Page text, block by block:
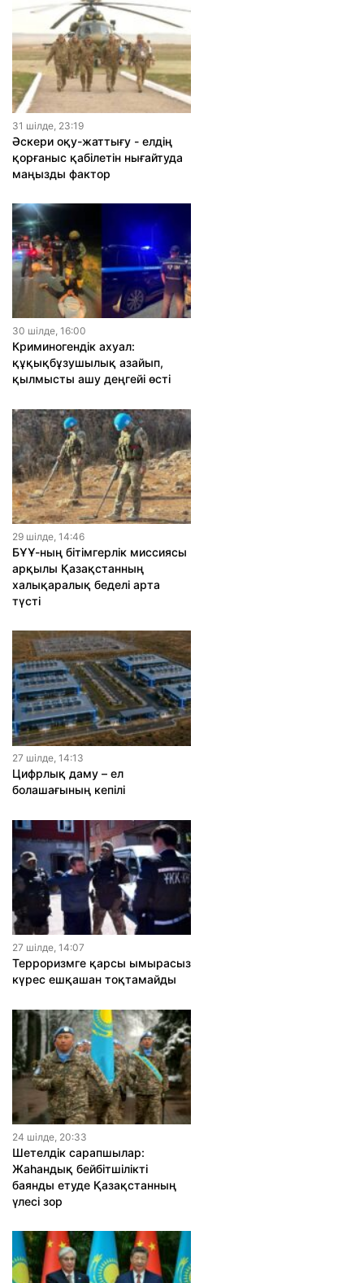
31 шiлде, 23:19
Әскери оқу-жаттығу - елдің
қорғаныс қабілетін нығайтуда
маңызды фактор
30 шiлде, 16:00
Криминогендік ахуал:
құқықбұзушылық азайып,
қылмысты ашу деңгейі өсті
29 шiлде, 14:46
БҰҰ-ның бітімгерлік миссиясы
арқылы Қазақстанның
халықаралық беделі арта
түсті
27 шiлде, 14:13
Цифрлық даму – ел
болашағының кепілі
27 шiлде, 14:07
Терроризмге қарсы ымырасыз
күрес ешқашан тоқтамайды
24 шiлде, 20:33
Шетелдік сарапшылар:
Жаһандық бейбітшілікті
баянды етуде Қазақстанның
үлесі зор